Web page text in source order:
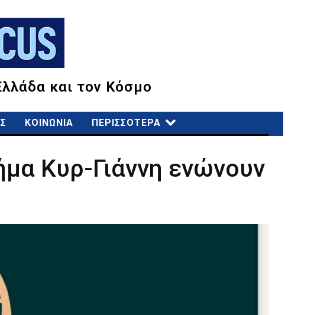
και τον Κόσμο
ΚΟΙΝΩΝΙΑ ΠΕΡΙΣΣΟΤΕΡΑ
Κυρ-Γιάννη ενώνουν